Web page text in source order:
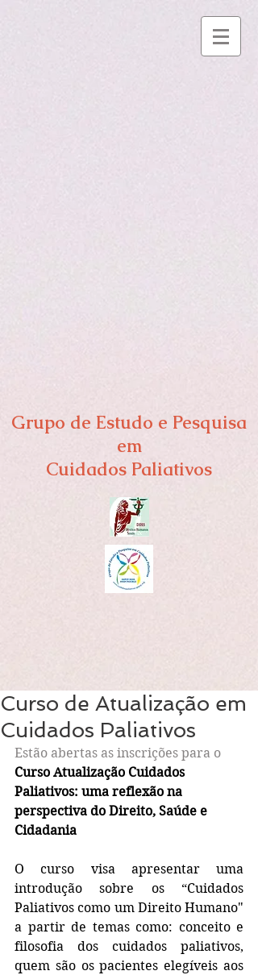
Grupo de Estudo e Pesquisa
em
Cuidados Paliativos
Curso de Atualização em
Cuidados Paliativos
Estão abertas as inscrições para o
Curso Atualização Cuidados
Paliativos: uma reflexão na
perspectiva do Direito, Saúde e
Cidadania
O curso visa apresentar uma
introdução sobre os “Cuidados
Paliativos como um Direito Humano"
a partir de temas como: conceito e
filosofia dos cuidados paliativos,
quem são os pacientes elegíveis aos